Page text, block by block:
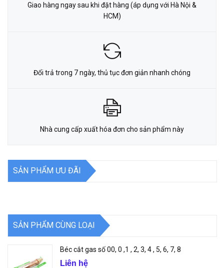
Giao hàng ngay sau khi đặt hàng (áp dụng với Hà Nội &
HCM)
Đổi trả trong 7 ngày, thủ tục đơn giản nhanh chóng
Nhà cung cấp xuất hóa đơn cho sản phẩm này
SẢN PHẨM ƯU ĐÃI
SẢN PHẨM CÙNG LOẠI
Béc cắt gas số 00, 0 ,1 , 2, 3, 4 , 5, 6, 7, 8
Liên hệ